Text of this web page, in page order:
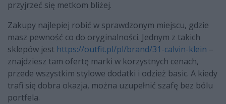
przyjrzeć się metkom bliżej.
Zakupy najlepiej robić w sprawdzonym miejscu, gdzie
masz pewność co do oryginalności. Jednym z takich
sklepów jest https://outfit.pl/pl/brand/31-calvin-klein –
znajdziesz tam ofertę marki w korzystnych cenach,
przede wszystkim stylowe dodatki i odzież basic. A kiedy
trafi się dobra okazja, można uzupełnić szafę bez bólu
portfela.